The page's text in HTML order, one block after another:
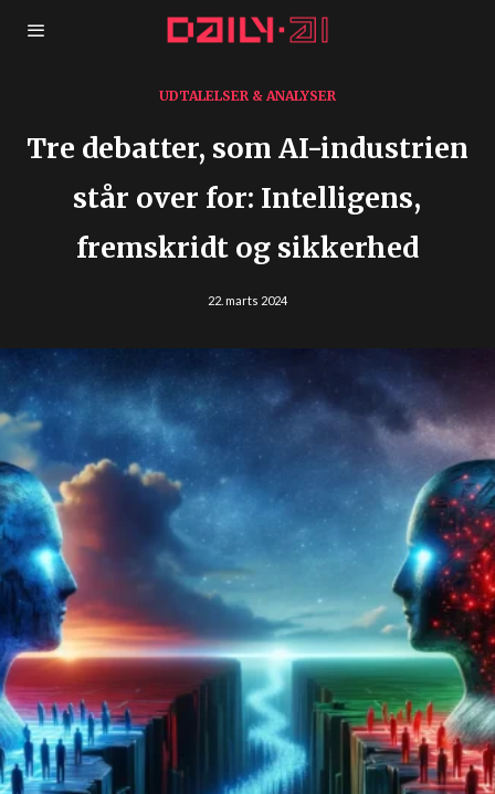
UDTALELSER & ANALYSER
Tre debatter, som AI-industrien
står over for: Intelligens,
fremskridt og sikkerhed
22. marts 2024